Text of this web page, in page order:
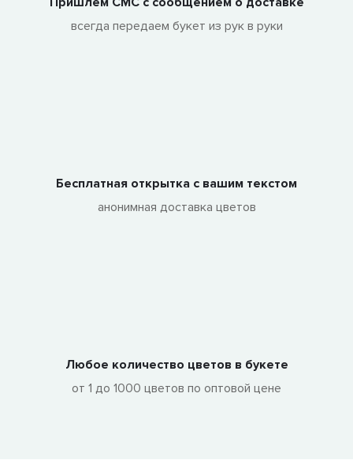
всегда передаем букет из рук в руки
Бесплатная открытка с вашим текстом
анонимная доставка цветов
Любое количество цветов в букете
от 1 до 1000 цветов по оптовой цене